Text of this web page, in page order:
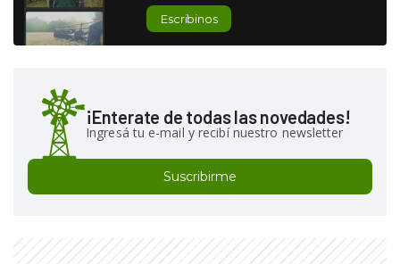
Escribinos
¡Enterate de todas las novedades!
Ingresá tu e-mail y recibí nuestro newsletter
Suscribirme